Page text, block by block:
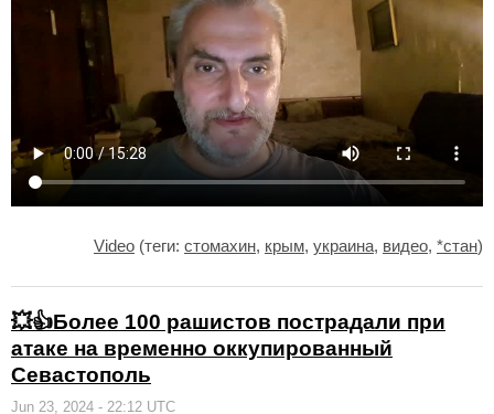
Video (теги: стомахин, крым, украина, видео, *стан)
💥👍Более 100 рашистов пострадали при
атаке на временно оккупированный
Севастополь
Jun 23, 2024 - 22:12 UTC